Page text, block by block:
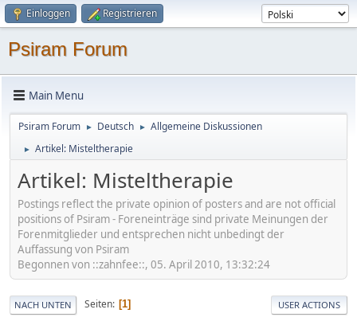
Einloggen Registrieren
Psiram Forum
Main Menu
Psiram Forum ► Deutsch ► Allgemeine Diskussionen
► Artikel: Misteltherapie
Artikel: Misteltherapie
Postings reflect the private opinion of posters and are not official
positions of Psiram - Foreneinträge sind private Meinungen der
Forenmitglieder und entsprechen nicht unbedingt der
Auffassung von Psiram
Begonnen von ::zahnfee::, 05. April 2010, 13:32:24
NACH UNTEN Seiten 1 USER ACTIONS